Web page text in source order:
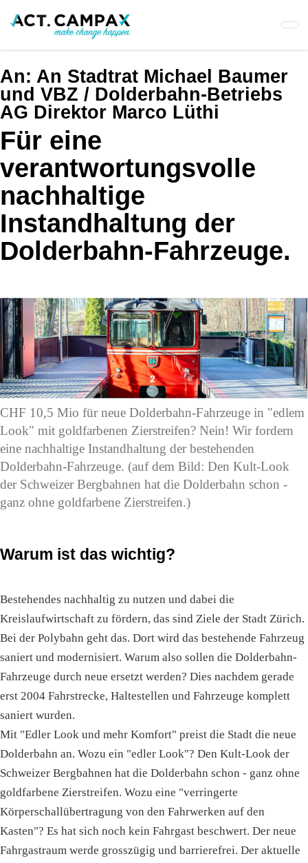
An: An Stadtrat Michael Baumer
und VBZ / Dolderbahn-Betriebs
AG Direktor Marco Lüthi
Für eine
verantwortungsvolle
nachhaltige
Instandhaltung der
Dolderbahn-Fahrzeuge.
CHF 10,5 Mio für neue Dolderbahn-Fahrzeuge in "edlem
Look" mit goldfarbenen Zierstreifen? Nein! Wir fordern
eine nachhaltige Instandhaltung der bestehenden
Dolderbahn-Fahrzeuge. (auf dem Bild: Den Kult-Look
der Schweizer Bergbahnen hat die Dolderbahn schon -
ganz ohne goldfarbene Zierstreifen.)
Warum ist das wichtig?
Bestehendes nachhaltig zu nutzen und dabei die
Kreislaufwirtschaft zu fördern, das sind Ziele der Stadt Zürich.
Bei der Polybahn geht das. Dort wird das bestehende Fahrzeug
saniert und modernisiert. Warum also sollen die Dolderbahn-
Fahrzeuge durch neue ersetzt werden? Dies nachdem gerade
erst 2004 Fahrstrecke, Haltestellen und Fahrzeuge komplett
saniert wurden.
Mit "Edler Look und mehr Komfort" preist die Stadt die neue
Dolderbahn an. Wozu ein "edler Look"? Den Kult-Look der
Schweizer Bergbahnen hat die Dolderbahn schon - ganz ohne
goldfarbene Zierstreifen. Wozu eine "verringerte
Körperschallübertragung von den Fahrwerken auf den
Kasten"? Es hat sich noch kein Fahrgast beschwert. Der neue
Fahrgastraum werde grosszügig und barrierefrei. Der aktuelle